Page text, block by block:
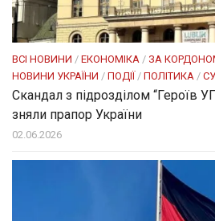
ВСІ НОВИНИ / ЕКОНОМІКА / ЗА
НОВИНИ УКРАЇНИ / ПОДІЇ / ПОЛІТИКА /
Скандал з підрозділом “Героїв
зняли прапор України
02.06.2026